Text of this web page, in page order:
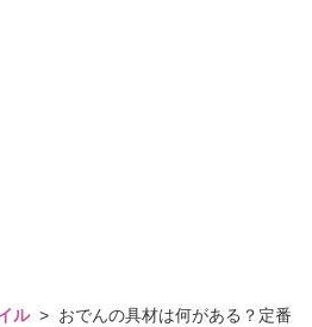
ル> おでんの具材は何がある？定番